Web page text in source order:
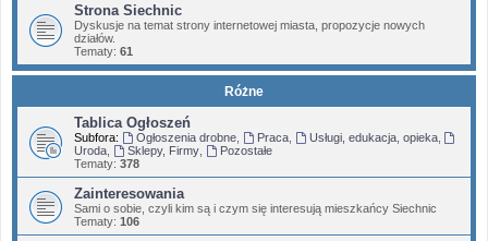
Strona Siechnic
Dyskusje na temat strony internetowej miasta, propozycje nowych
działów.
Tematy: 61
Różne
Tablica Ogłoszeń
Subfora: Ogłoszenia drobne, Praca, Usługi, edukacja, opieka,
Uroda
Sklepy, Firmy,
Pozostałe
Tematy: 378
Zainteresowania
Sami o sobie, czyli kim są i czym się interesują mieszkańcy Siechnic
Tematy: 106